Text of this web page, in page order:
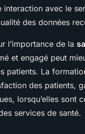
interaction avec le
des données
l’importance de la
et engagé peut
patients. La
des patients,
lorsqu’elles sont
services de santé.